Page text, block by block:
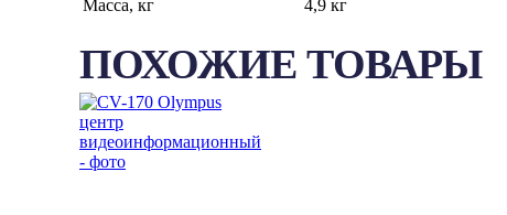
Масса, кг 4,9 кг
ПОХОЖИЕ ТОВАРЫ